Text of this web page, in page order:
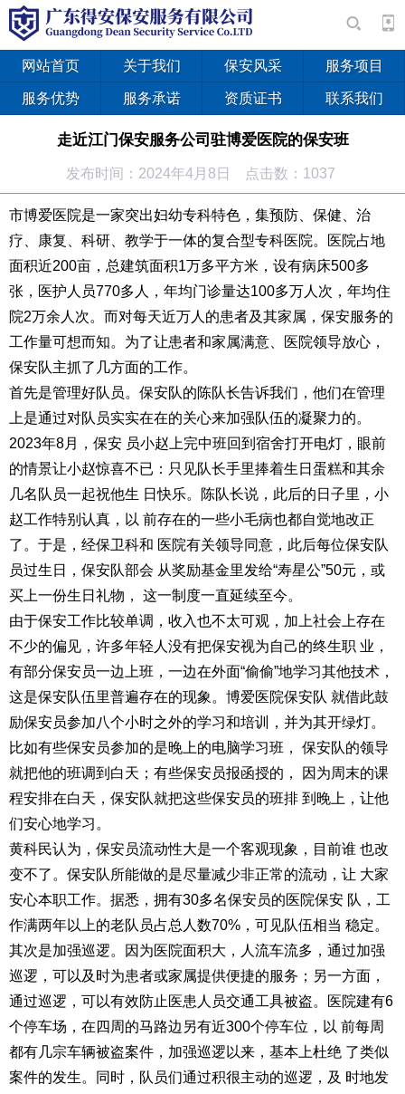
网站首页 关于我们 保安风采 服务项目
服务优势 服务承诺 资质证书 联系我们
走近江门保安服务公司驻博爱医院的保安班
发布时间：2024年4月8日 点击数：1037
市博爱医院是一家突出妇幼专科特色，集预防、保健、治
疗、康复、科研、教学于一体的复合型专科医院。医院占地
面积近200亩，总建筑面积1万多平方米，设有病床500多
张，医护人员770多人，年均门诊量达100多万人次，年均住
院2万余人次。而对每天近万人的患者及其家属，保安服务的
工作量可想而知。为了让患者和家属满意、医院领导放心，
保安队主抓了几方面的工作。
首先是管理好队员。保安队的陈队长告诉我们，他们在管理
上是通过对队员实实在在的关心来加强队伍的凝聚力的。
2023年8月，保安 员小赵上完中班回到宿舍打开电灯，眼前
的情景让小赵惊喜不已：只见队长手里捧着生日蛋糕和其余
几名队员一起祝他生 日快乐。陈队长说，此后的日子里，小
赵工作特别认真，以 前存在的一些小毛病也都自觉地改正
了。于是，经保卫科和 医院有关领导同意，此后每位保安队
员过生日，保安队部会 从奖励基金里发给“寿星公”50元，或
买上一份生日礼物， 这一制度一直延续至今。
由于保安工作比较单调，收入也不太可观，加上社会上存在
不少的偏见，许多年轻人没有把保安视为自己的终生职 业，
有部分保安员一边上班，一边在外面“偷偷”地学习其他技术，
这是保安队伍里普遍存在的现象。博爱医院保安队 就借此鼓
励保安员参加八个小时之外的学习和培训，并为其开绿灯。
比如有些保安员参加的是晚上的电脑学习班， 保安队的领导
就把他的班调到白天；有些保安员报函授的， 因为周末的课
程安排在白天，保安队就把这些保安员的班排 到晚上，让他
们安心地学习。
黄科民认为，保安员流动性大是一个客观现象，目前谁 也改
变不了。保安队所能做的是尽量减少非正常的流动，让 大家
安心本职工作。据悉，拥有30多名保安员的医院保安 队，工
作满两年以上的老队员占总人数70%，可见队伍相当 稳定。
其次是加强巡逻。因为医院面积大，人流车流多，通过加强
巡逻，可以及时为患者或家属提供便捷的服务；另一方面，
通过巡逻，可以有效防止医患人员交通工具被盗。医院建有6
个停车场，在四周的马路边另有近300个停车位，以 前每周
都有几宗车辆被盗案件，加强巡逻以来，基本上杜绝 了类似
案件的发生。同时，队员们通过积很主动的巡逻，及 时地发